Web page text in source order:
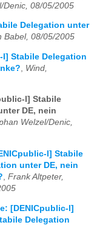
Denic, 08/05/2005
Delegation unter
Babel, 08/05/2005
l] Stabile Delegation
Wind,
l] Stabile
DE, nein
Welzel/Denic,
l] Stabile
unter DE, nein
Frank Altpeter,
[DENICpublic-l]
Delegation